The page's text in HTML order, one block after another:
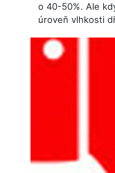
o 40-50%. Ale
úroveň vlhkosti